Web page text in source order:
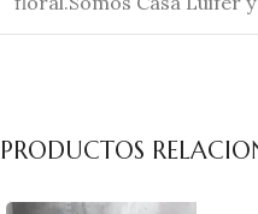
PRODUCTOS